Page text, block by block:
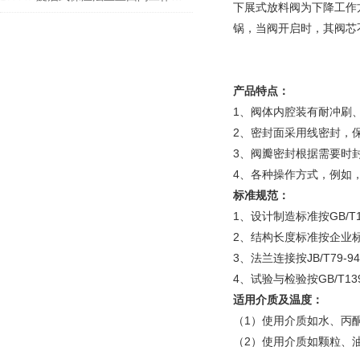
下展式放料阀为下降工
锅，当阀开启时，其阀
产品特点：
1、阀体内腔装有耐冲刷
2、密封面采用线密封，
3、阀瓣密封根据需要时
4、各种操作方式，例如
标准规范：
1、设计制造标准按GB/
2、结构长度标准按企业
3、法兰连接按JB/T79-
4、试验与检验按GB/
适用介质及温度：
（1）使用介质如水、丙
（2）使用介质如颗粒、